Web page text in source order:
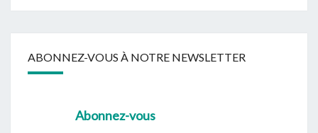
ABONNEZ-VOUS À NOTRE NEWSLETTER
Abonnez-vous